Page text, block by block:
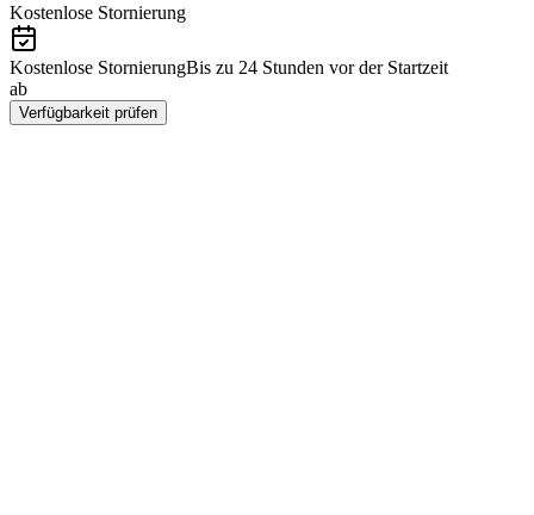
Kostenlose Stornierung
Kostenlose StornierungBis zu 24 Stunden vor der Startzeit
ab
Verfügbarkeit prüfen